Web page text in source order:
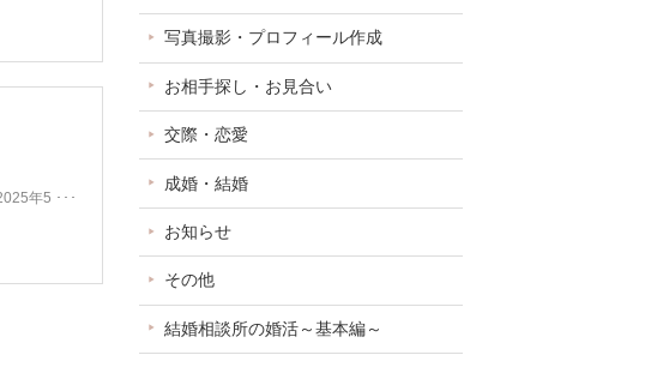
年5 ･･･
写真撮影・プロフィール作成
お相手探し・お見合い
交際・恋愛
成婚・結婚
お知らせ
その他
結婚相談所の婚活～基本編～